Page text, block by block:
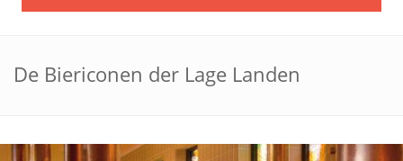
De Biericonen der Lage Landen